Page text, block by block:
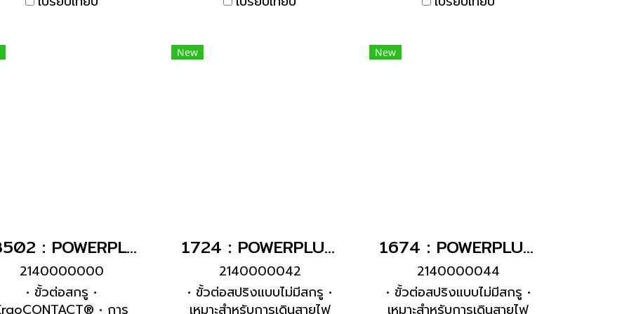
หน้าสัมผัสเสริม
13502 : POWERPLUG 2P+E 16A230Vผู้(IP54)
2140000000
• ขั้วต่อสกรู •
• การ
New
1724 : POWERPLUG 3P+E 16A400Vเมียติดผนัง(IP44)
2140000042
• ขั้วต่อสปริงแบบไม่มีสกรู •
เหมาะสำหรับการเดินสายไฟ
New
1674 : POWERPLUG 3P+E 16A400Vเมียฝัง(IP44)
2140000044
• ขั้วต่อสปริงแบบไม่มีสกรู •
เหมาะสำหรับการเดินสายไฟ